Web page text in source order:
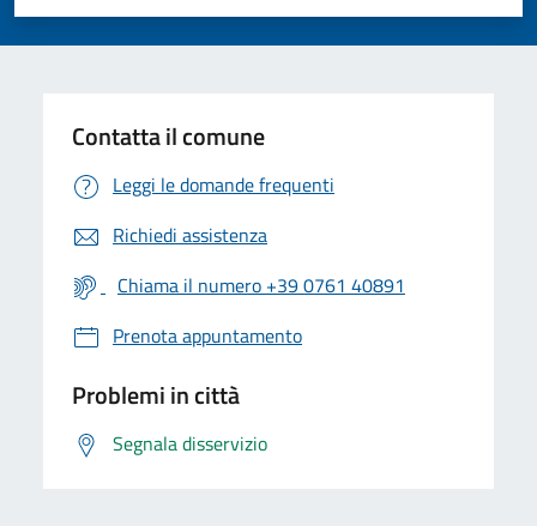
Valuta 5 stelle su 5
Valuta 4 stelle su 5
Valuta 3 stelle su 5
Valuta 2 stelle su 5
Valuta 1 stelle su 5
Contatta il comune
Leggi le domande frequenti
Richiedi assistenza
Chiama il numero +39 0761 40891
Prenota appuntamento
Problemi in città
Segnala disservizio